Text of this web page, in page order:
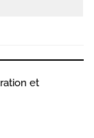
et